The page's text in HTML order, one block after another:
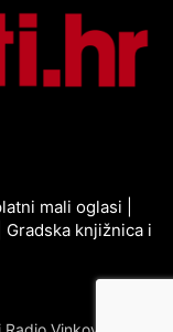
mali oglasi
Gradska knjižnica i